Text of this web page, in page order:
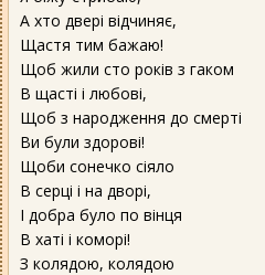
А хто двері відчиняє,
Щастя тим бажаю!
Щоб жили сто років з гаком
В щасті і любові,
Щоб з народження до смерті
Ви були здорові!
Щоби сонечко сіяло
В серці і на дворі,
І добра було по вінця
В хаті і коморі!
З колядою, колядою